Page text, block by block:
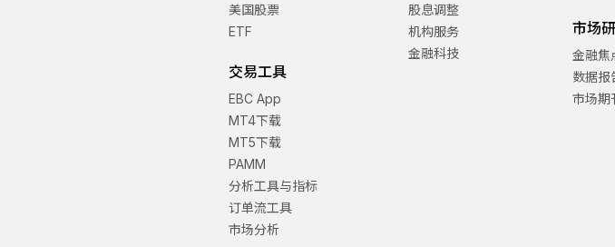
美国股票
ETF
交易工具
EBC App
MT4下载
MT5下载
PAMM
分析工具与指标
订单流工具
市场分析
股息调整
机构服务
金融科技
市场
金融焦
数据报
市场期